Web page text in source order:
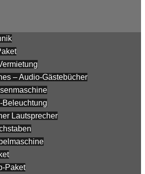
– Audio-Gästebücher
Beleuchtung
Lautsprecher
Paket